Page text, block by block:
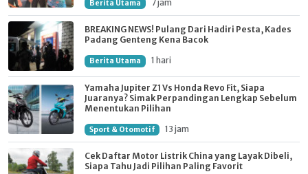
Berita Utama 7 jam
BREAKING NEWS! Pulang Dari Hadiri Pesta, Kades
Padang Genteng Kena Bacok
Berita Utama 1 hari
Yamaha Jupiter Z1 Vs Honda Revo Fit, Siapa
Juaranya? Simak Perpandingan Lengkap Sebelum
Menentukan Pilihan
Sport & Otomotif 13 jam
Cek Daftar Motor Listrik China yang Layak Dibeli,
Siapa Tahu Jadi Pilihan Paling Favorit